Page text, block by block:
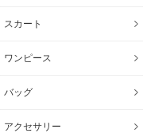
スカート
ワンピース
バッグ
アクセサリー